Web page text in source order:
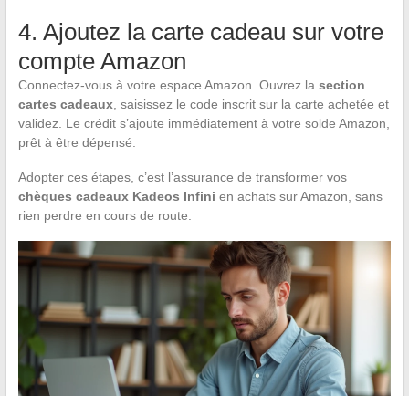
4. Ajoutez la carte cadeau sur votre
compte Amazon
Connectez-vous à votre espace Amazon. Ouvrez la section
cartes cadeaux, saisissez le code inscrit sur la carte achetée et
validez. Le crédit s’ajoute immédiatement à votre solde Amazon,
prêt à être dépensé.
Adopter ces étapes, c’est l’assurance de transformer vos
chèques cadeaux Kadeos Infini en achats sur Amazon, sans
rien perdre en cours de route.